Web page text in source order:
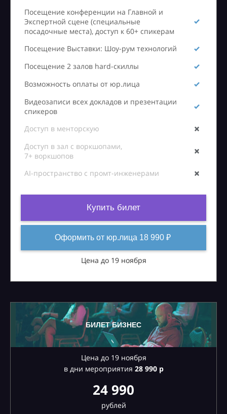
Посещение конференции на Главной и
Экспертной сцене (специальные
посадочные места), доступ к 60+ спикерам
Посещение Выставки: Шоу-рум технологий
Посещение 2 залов hard-скиллы
Возможность оплаты от юр.лица
Видеозаписи всех докладов и презентации
спикеров
Доступ в менторскую
Доступ в зал с воркшопами,
7+ воркшопов
AI-пространство с промт-инженерами
Купить билет
Оформить от юр.лица 18 990 ₽
Цена до 19 ноября
БИЛЕТ БИЗНЕС
Цена до 19 ноября
в дни мероприятия 28990 р
24 990
рублей